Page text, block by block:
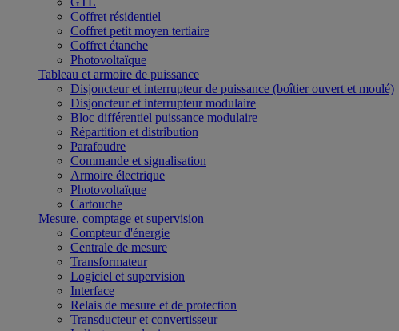
Coffret résidentiel
Coffret petit moyen tertiaire
Coffret étanche
Photovoltaïque
Tableau et armoire de puissance
Disjoncteur et interrupteur de puissance (boîtier ouvert et moulé)
Disjoncteur et interrupteur modulaire
Bloc différentiel puissance modulaire
Répartition et distribution
Parafoudre
Commande et signalisation
Armoire électrique
Photovoltaïque
Cartouche
Mesure, comptage et supervision
Compteur d'énergie
Centrale de mesure
Transformateur
Logiciel et supervision
Interface
Relais de mesure et de protection
Transducteur et convertisseur